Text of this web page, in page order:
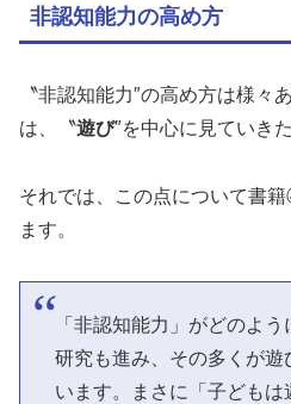
非認知能力の高め方
〝非認知能力″の高め方は様々
は、〝遊び″を中心に見ていき
それでは、この点について書
ます。
「非認知能力」がどのよ
研究も進み、その多くが遊
います。まさに「子ども